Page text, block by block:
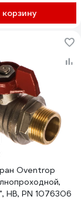
корзину
Oventrop
НВ, PN 1076306